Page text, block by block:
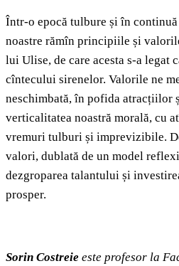
Într-o epocă tulbure și în
noastre rămîn principiile și
lui Ulise, de care acesta s-a legat
cîntecului sirenelor. Valorile ne
neschimbată, în pofida atracțiilor
verticalitatea noastră morală, cu
vremuri tulburi și imprevizibile.
valori, dublată de un model
dezgroparea talantului și
prosper.
Sorin Costreie este profesor la